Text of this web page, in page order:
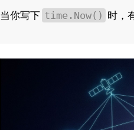
当你写下 time.Now() 时，